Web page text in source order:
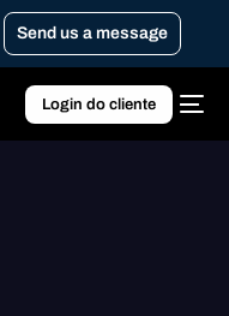
Send us a message
Login do cliente